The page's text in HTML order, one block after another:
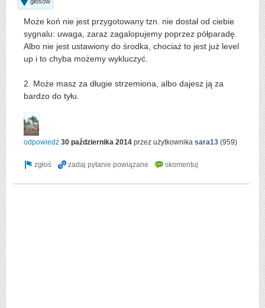
Może koń nie jest przygotowany tzn. nie dostał od ciebie
sygnalu: uwaga, zaraz zagalopujemy poprzez półparadę.
Albo nie jest ustawiony do środka, chociaż to jest już level
up i to chyba możemy wykluczyć.
2. Może masz za długie strzemiona, albo dajesz ją za
bardzo do tyłu.
odpowiedź 30 października 2014 przez użytkownika sara13 (959)